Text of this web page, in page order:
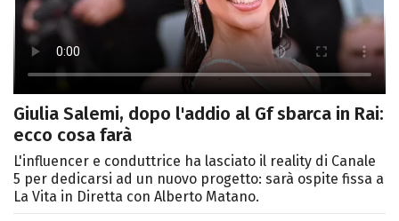
Giulia Salemi, dopo l'addio al Gf sbarca in Rai:
ecco cosa farà
L'influencer e conduttrice ha lasciato il reality di Canale
5 per dedicarsi ad un nuovo progetto: sarà ospite fissa a
La Vita in Diretta con Alberto Matano.